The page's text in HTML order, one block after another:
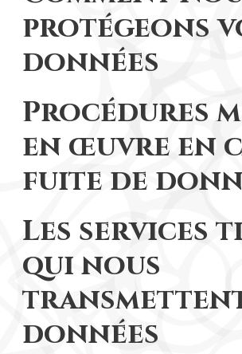
protégeons
données
Procédures
en œuvre en
fuite de
Les services
qui nous
données